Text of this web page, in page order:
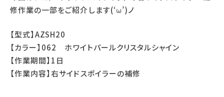
修作業の一部をご紹介します(‘ω’)ノ
【型式】AZSH20
【カラー】062 ホワイトパールクリスタルシャイン
【作業期間】1日
【作業内容】右サイドスポイラーの補修